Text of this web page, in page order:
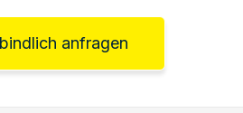
anfragen